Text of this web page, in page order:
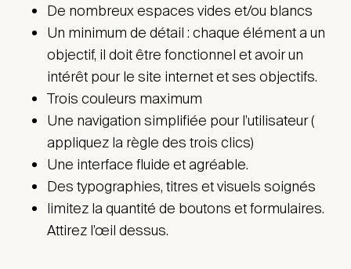
De nombreux espaces vides et/ou blancs
Un minimum de détail : chaque élément a un
objectif, il doit être fonctionnel et avoir un
intérêt pour le site internet et ses objectifs.
Trois couleurs maximum
Une navigation simplifiée pour l’utilisateur (
appliquez la règle des trois clics)
Une interface fluide et agréable.
Des typographies, titres et visuels soignés
limitez la quantité de boutons et formulaires.
Attirez l’œil dessus.